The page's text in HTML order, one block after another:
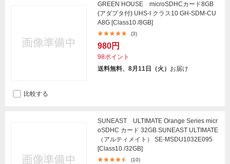
GREEN HOUSE microSDHCカード8GB
(アダプタ付) UHS-I クラス10 GH-SDM-CU
A8G [Class10 /8GB]
(3)
980円
98ポイント
送料無料、8月11日（火） お届け
比較する
SUNEAST ULTIMATE Orange Series micr
oSDHC カード 32GB SUNEAST ULTIMATE
（アルティメイト） SE-MSDU1032E095
[Class10 /32GB]
(10)